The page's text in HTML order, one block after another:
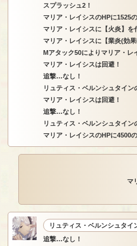
スプラッシュ2！
マリア・レイシスのHPに1525
マリア・レイシスに【火炎】を
マリア・レイシスに【業炎(効
Mアタック50によりマリア・レ
マリア・レイシスは回避！
追撃…なし！
リュティス・ベルンシュタイン
マリア・レイシスは回避！
追撃…なし！
リュティス・ベルンシュタイン
マリア・レイシスのHPに4500
マ
リュティス・ベルンシュタイ
追撃…なし！